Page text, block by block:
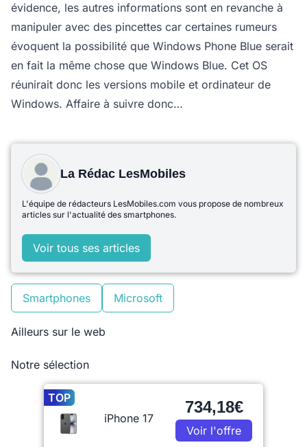
évidence, les autres informations sont en revanche à
manipuler avec des pincettes car certaines rumeurs
évoquent la possibilité que Windows Phone Blue serait
en fait la même chose que Windows Blue. Cet OS
réunirait donc les versions mobile et ordinateur de
Windows. Affaire à suivre donc…
La Rédac LesMobiles
L'équipe de rédacteurs LesMobiles.com vous propose de nombreux
articles sur l'actualité des smartphones.
Voir tous ses articles
Smartphones Microsoft
Ailleurs sur le web
Notre sélection
TOP
iPhone 17
734,18€
Voir l'offre